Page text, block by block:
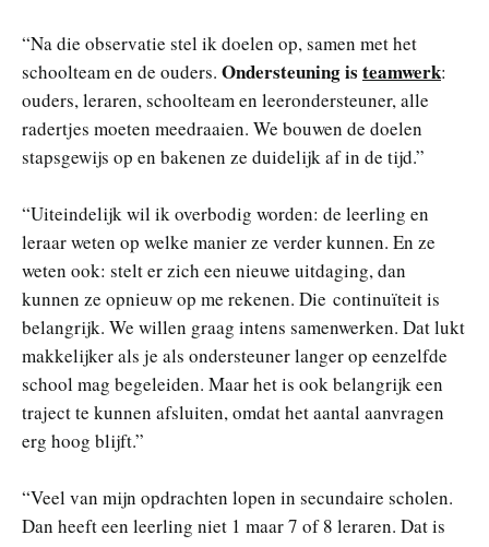
“Na die observatie stel ik doelen op, samen met het
schoolteam en de ouders. Ondersteuning is teamwerk:
ouders, leraren, schoolteam en leerondersteuner, alle
radertjes moeten meedraaien. We bouwen de doelen
stapsgewijs op en bakenen ze duidelijk af in de tijd.”
“Uiteindelijk wil ik overbodig worden: de leerling en
leraar weten op welke manier ze verder kunnen. En ze
weten ook: stelt er zich een nieuwe uitdaging, dan
kunnen ze opnieuw op me rekenen. Die continuïteit is
belangrijk. We willen graag intens samenwerken. Dat lukt
makkelijker als je als ondersteuner langer op eenzelfde
school mag begeleiden. Maar het is ook belangrijk een
traject te kunnen afsluiten, omdat het aantal aanvragen
erg hoog blijft.”
“Veel van mijn opdrachten lopen in secundaire scholen.
Dan heeft een leerling niet 1 maar 7 of 8 leraren. Dat is